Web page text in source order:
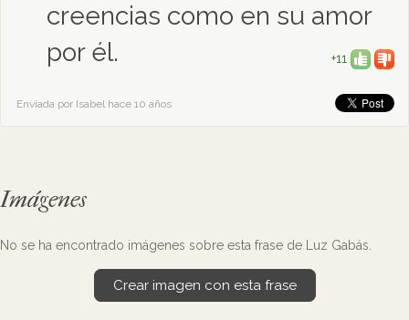
creencias como en su amor
por él.
+11
Enviada por Isabel hace 10 años
Imágenes
No se ha encontrado imágenes sobre esta frase de Luz Gabás.
Crear imagen con esta frase